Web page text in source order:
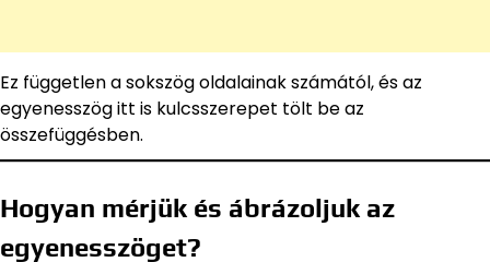
Ez független a sokszög oldalainak számától, és az
egyenesszög itt is kulcsszerepet tölt be az
összefüggésben.
Hogyan mérjük és ábrázoljuk az
egyenesszöget?